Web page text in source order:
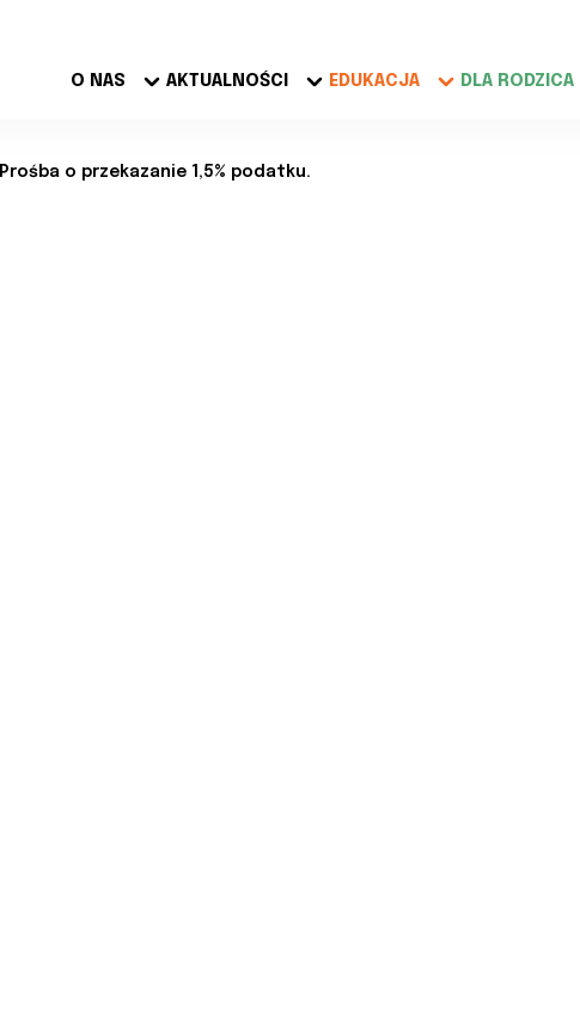
O NAS AKTUALNOŚCI EDUKACJA DLA RODZICA
Prośba o przekazanie 1,5% podatku.